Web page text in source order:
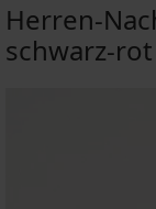
Herren-
schwarz-rot